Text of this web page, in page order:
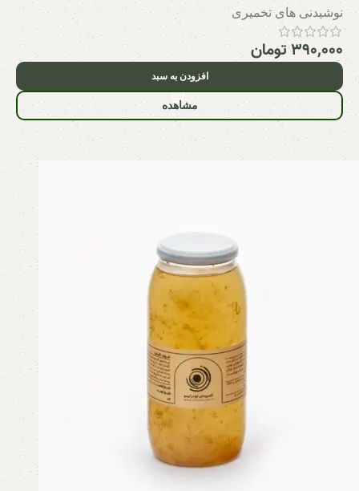
نوشیدنی های تخمیری
۳۹۰,۰۰۰تومان
افزودن به سبد
مشاهده